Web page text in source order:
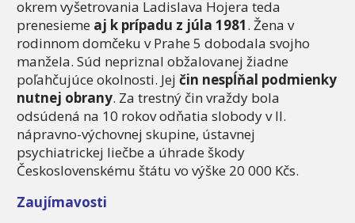
okrem vyšetrovania Ladislava Hojera teda
prenesieme aj k prípadu z júla 1981. Žena v
rodinnom domčeku v Prahe 5 dobodala svojho
manžela. Súd nepriznal obžalovanej žiadne
poľahčujúce okolnosti. Jej čin nespĺňal podmienky
nutnej obrany. Za trestný čin vraždy bola
odsúdená na 10 rokov odňatia slobody v II.
nápravno-výchovnej skupine, ústavnej
psychiatrickej liečbe a úhrade škody
Československému štátu vo výške 20 000 Kčs.
Zaujímavosti